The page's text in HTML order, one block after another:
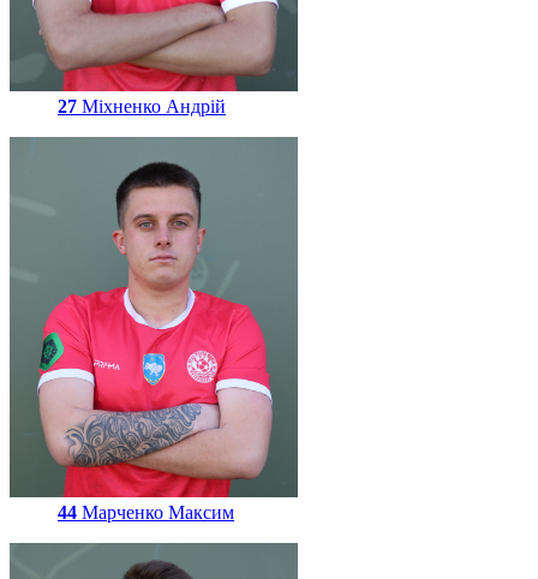
27 Міхненко Андрій
44 Марченко Максим